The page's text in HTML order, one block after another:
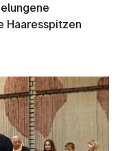
Haaresspitzen